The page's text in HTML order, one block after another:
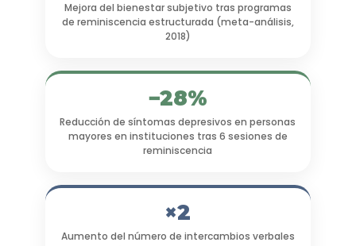
Mejora del bienestar subjetivo tras programas
de reminiscencia estructurada (meta-análisis,
2018)
−28%
Reducción de síntomas depresivos en personas
mayores en instituciones tras 6 sesiones de
reminiscencia
×2
Aumento del número de intercambios verbales